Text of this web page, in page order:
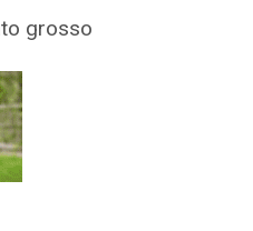
grosso